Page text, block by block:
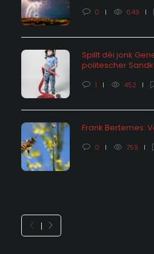
0 649
Spillt déi jonk
politescher
1 452
Frank Bertemes:
0 759